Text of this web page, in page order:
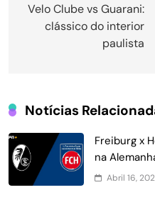
de
Post
Velo Clube vs Guarani:
clássico do interior
paulista
Notícias
Freiburg x
na
Abril 16,